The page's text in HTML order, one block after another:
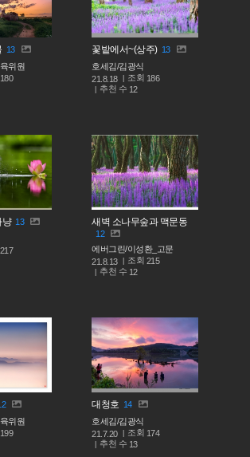
13
위원
180
꽃밭에서~(상주) 13
호세김/김광식
21.8.18
조회 186
추천 수 12
냥 13
217
새벽 소나무숲과 맥문동
12
에버그린/이성환_고문
21.8.13
조회 215
추천 수 12
위원
199
대청호 14
호세김/김광식
21.7.20
조회 174
추천 수 13